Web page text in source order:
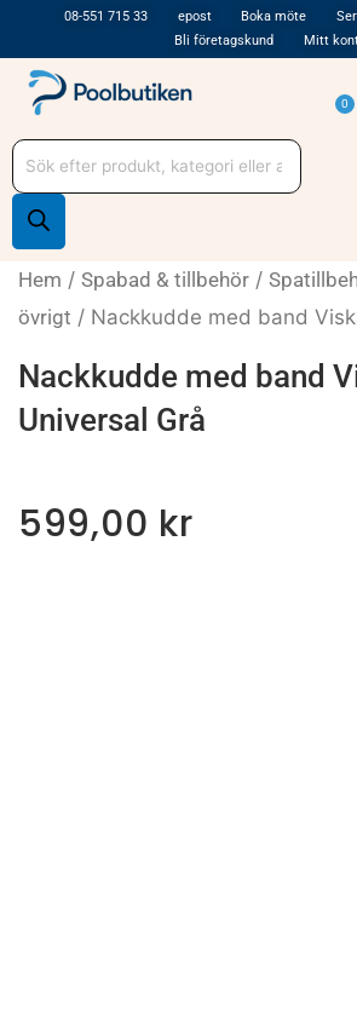
till
innehåll
08-551 715 33 epost Boka möte
Bli företagskund
Mitt
0
Produktsökning
Hem / Spabad & tillbehör /
övrigt / Nackkudde med band
Nackkudde med band
Universal Grå
599,00 kr